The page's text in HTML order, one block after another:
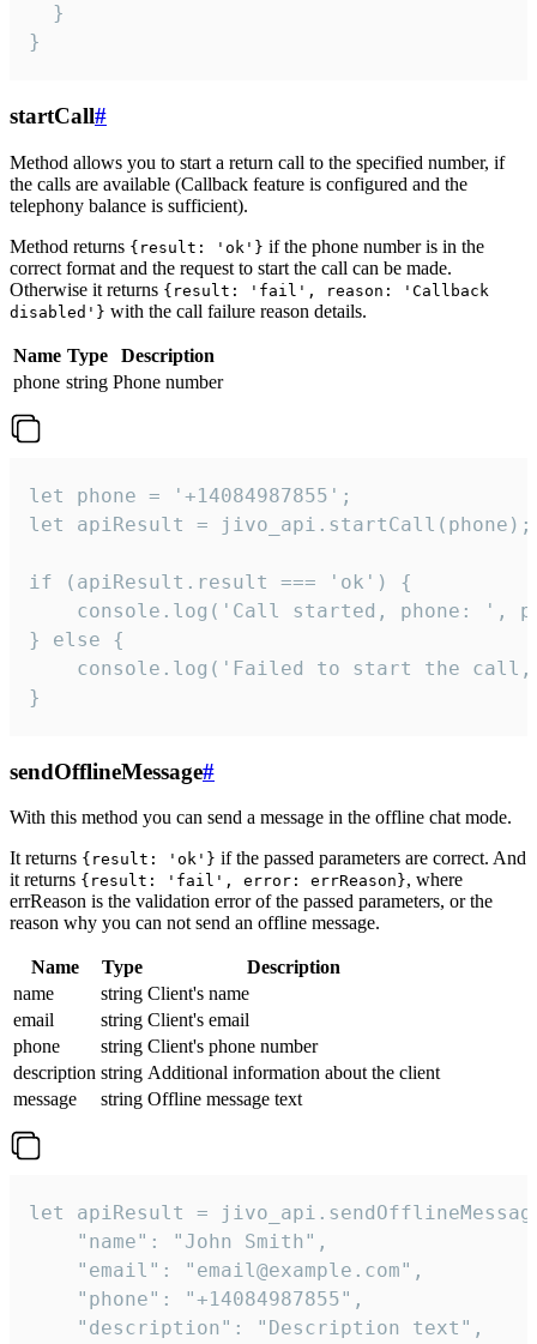
  }
}
startCall#
Method allows you to start a return call to the specified number, if
the calls are available (Callback feature is configured and the
telephony balance is sufficient).
Method returns {result: 'ok'} if the phone number is in the
correct format and the request to start the call can be made.
Otherwise it returns {result: 'fail', reason: 'Callback
disabled'} with the call failure reason details.
Name Type
Description
phone string Phone number
let phone = '+14084987855';
let apiResult = jivo_api.startCall(phone);
if (apiResult.result === 'ok') {
console.log('Call started, phone: ',
} else {
console.log('Failed to start the
}
sendOfflineMessage#
With this method you can send a message in the offline chat mode.
It returns {result: 'ok'} if the passed parameters are correct. And
it returns {result: 'fail', error: errReason}, where
errReason is the validation error of the passed parameters, or the
reason why you can not send an offline message.
Name Type
Description
name
string Client's name
email
string Client's email
phone
string Client's phone number
description string Additional information about the client
message
string Offline message text
let apiResult =
    "name": "John Smith",
    "email": "email@example.com",
    "phone": "+14084987855",
    "description": "Description text",